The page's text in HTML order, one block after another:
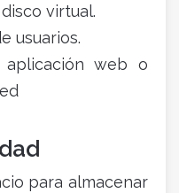
virtual.
usuarios.
aplicación web o
para almacenar